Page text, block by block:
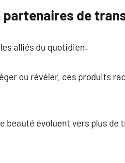
de
alliés du quotidien.
ou révéler, ces produits
beauté évoluent vers plus de